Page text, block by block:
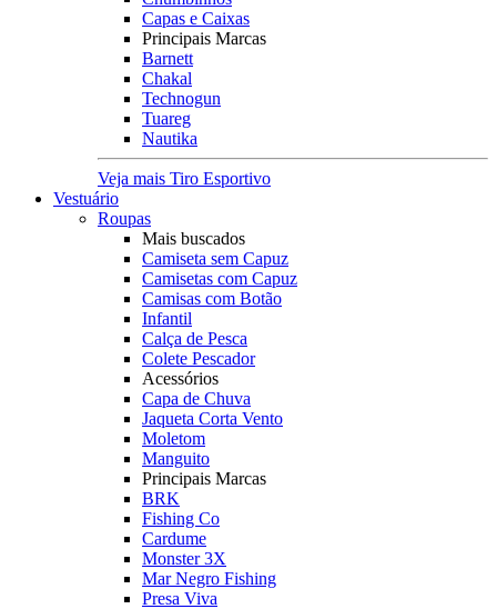
Capas e Caixas
Principais Marcas
Barnett
Chakal
Technogun
Tuareg
Nautika
Veja mais Tiro Esportivo
Vestuário
Roupas
Mais buscados
Camiseta sem Capuz
Camisetas com Capuz
Camisas com Botão
Infantil
Calça de Pesca
Colete Pescador
Acessórios
Capa de Chuva
Jaqueta Corta Vento
Moletom
Manguito
Principais Marcas
BRK
Fishing Co
Cardume
Monster 3X
Mar Negro Fishing
Presa Viva